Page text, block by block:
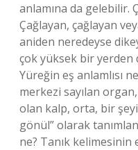
anlamına da gelebilir.
Çağlayan, çağlayan
aniden neredeyse
çok yüksek bir yerden
Yüreğin eş anlamlısı
merkezi sayılan
olan kalp, orta, bir
gönül” olarak
ne? Tanık kelimesinin